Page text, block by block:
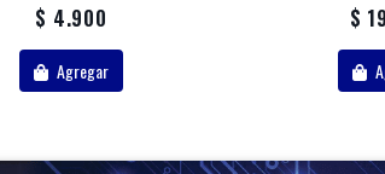
$ 4.900
Agregar
$